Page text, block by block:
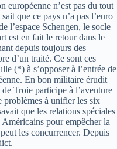
européenne n’est pas du tout
que ce pays n’a pas l’euro
l’espace Schengen, le socle
est en fait le retour dans le
depuis toujours des
d’un traité. Ce sont ces
(*) à s’opposer à l’entrée de
En bon militaire érudit
Troie participe à l’aventure
problèmes à unifier les six
que les relations spéciales
pour empêcher la
les concurrencer. Depuis